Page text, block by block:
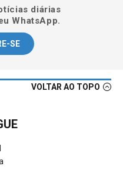
diárias
WhatsApp.
SE
VOLTAR AO TOPO